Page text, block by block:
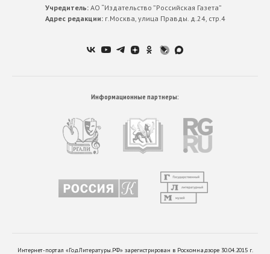
Учредитель:АО “Издательство ”Российская Газета”
Адрес редакции:г.Москва, улица Правды. д.24, стр.4
Информационные партнеры:
Интернет-портал «ГодЛитературы.РФ» зарегистрирован в Роскомнадзоре 30.04.2015 г.